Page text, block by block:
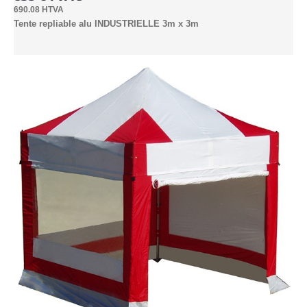
Industrielle
4.5mx3m (9)
4mx4m (6)
6mx3m (8)
6m Hexagonale (6)
8mx4m (6)
Express
1.8x1.8m (1)
690.08 HTVA
Tente repliable alu INDUSTRIELLE 3m x 3m